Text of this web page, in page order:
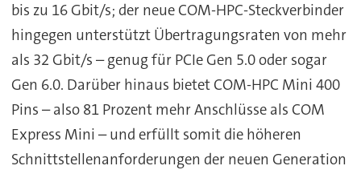
bis zu 16 Gbit/s; der neue COM-HPC-Steckverbinder
hingegen unterstützt Übertragungsraten von mehr
als 32 Gbit/s – genug für PCIe Gen 5.0 oder sogar
Gen 6.0. Darüber hinaus bietet COM-HPC Mini 400
Pins – also 81 Prozent mehr Anschlüsse als COM
Express Mini – und erfüllt somit die höheren
Schnittstellenanforderungen der neuen Generation